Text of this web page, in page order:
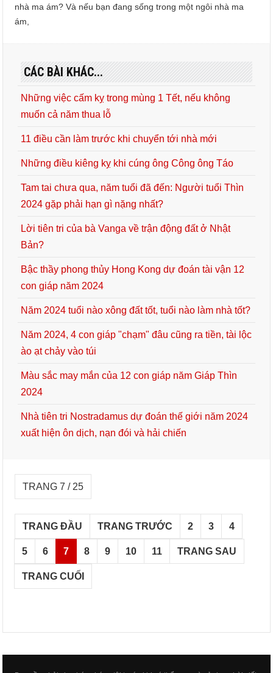
nhà ma ám? Và nếu bạn đang sống trong một ngôi nhà ma
ám,
CÁC BÀI KHÁC...
Những việc cấm kỵ trong mùng 1 Tết, nếu không
muốn cả năm thua lỗ
11 điều cần làm trước khi chuyển tới nhà mới
Những điều kiêng kỵ khi cúng ông Công ông Táo
Tam tai chưa qua, năm tuổi đã đến: Người tuổi Thìn
2024 gặp phải hạn gì nặng nhất?
Lời tiên tri của bà Vanga về trận động đất ở Nhật
Bản?
Bậc thầy phong thủy Hong Kong dự đoán tài vận 12
con giáp năm 2024
Năm 2024 tuổi nào xông đất tốt, tuổi nào làm nhà tốt?
Năm 2024, 4 con giáp "chạm" đâu cũng ra tiền, tài lộc
ào ạt chảy vào túi
Màu sắc may mắn của 12 con giáp năm Giáp Thìn
2024
Nhà tiên tri Nostradamus dự đoán thế giới năm 2024
xuất hiện ôn dịch, nạn đói và hải chiến
TRANG 7 / 25
TRANG ĐẦU TRANG TRƯỚC 2 3 4
5 6 7 8 9 10 11 TRANG SAU
TRANG CUỐI